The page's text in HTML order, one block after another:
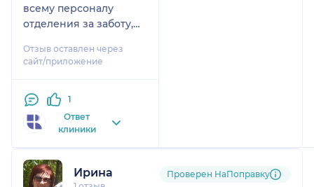
всему персоналу
отделения за заботу,
отношение и
профессионализм.
поблагодарить моего
врача Манкевича
Николая Витальевича.
Уважаемый Николай
Витальевич!
Отзыв оставлен через
сайт/приложение
1
Ответ
клиники
Ирина Проверен НаПоправку